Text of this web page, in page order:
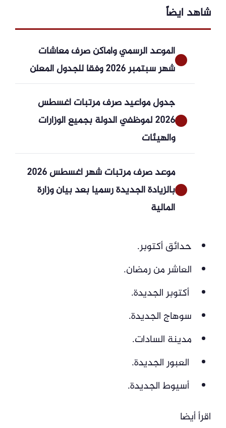
شاهد ايضاً
الموعد الرسمي وأماكن صرف معاشات
شهر سبتمبر 2026 وفقا للجدول المعلن
جدول مواعيد صرف مرتبات أغسطس
2026 لموظفي الدولة بجميع الوزارات
والهيئات
موعد صرف مرتبات شهر أغسطس 2026
بالزيادة الجديدة رسميا بعد بيان وزارة
المالية
حدائق أكتوبر.
العاشر من رمضان.
أكتوبر الجديدة.
سوهاج الجديدة.
مدينة السادات.
العبور الجديدة.
أسيوط الجديدة.
اقرأ أيضا